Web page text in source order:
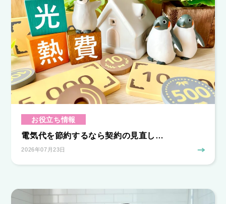
お役立ち情報
電気代を節約するなら契約の見直し…
2026年07月23日